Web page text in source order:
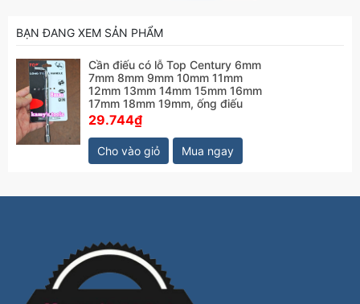
BẠN ĐANG XEM SẢN PHẨM
Cần điếu có lỗ Top Century 6mm
7mm 8mm 9mm 10mm 11mm
12mm 13mm 14mm 15mm 16mm
17mm 18mm 19mm, ống điếu
29.744₫
Cho vào giỏ Mua ngay